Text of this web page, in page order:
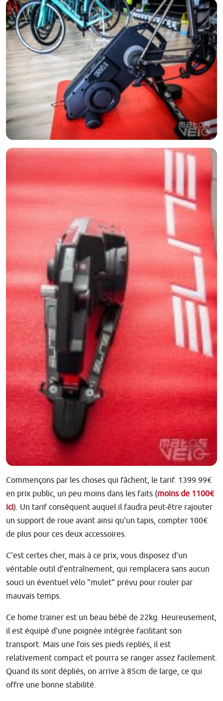
Commençons par les choses qui fâchent, le tarif. 1399.99€
en prix public, un peu moins dans les faits (moins de 1100€
ici). Un tarif conséquent auquel il faudra peut-être rajouter
un support de roue avant ainsi qu'un tapis, compter 100€
de plus pour ces deux accessoires.
C'est certes cher, mais à ce prix, vous disposez d'un
véritable outil d'entraînement, qui remplacera sans aucun
souci un éventuel vélo "mulet" prévu pour rouler par
mauvais temps.
Ce home trainer est un beau bébé de 22kg. Heureusement,
il est équipé d'une poignée intégrée facilitant son
transport. Mais une fois ses pieds repliés, il est
relativement compact et pourra se ranger assez facilement.
Quand ils sont dépliés, on arrive à 85cm de large, ce qui
offre une bonne stabilité.